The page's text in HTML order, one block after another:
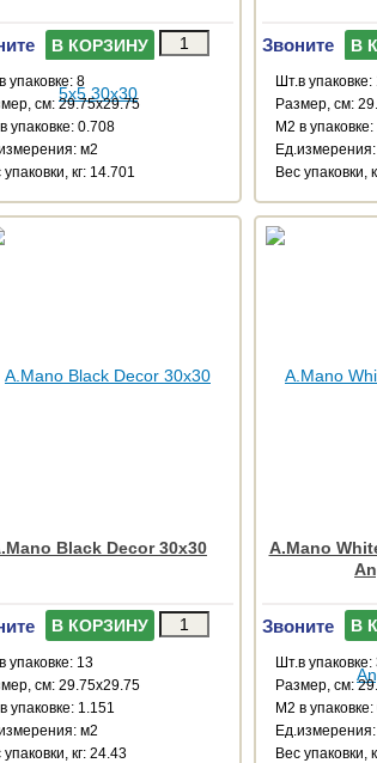
В КОРЗИНУ
упаковке: 8
см: 29.75x29.75
упаковке: 0.708
м2
упаковки, кг: 14.701
Звоните В
Шт.в упаковке:
Размер, см:
М2 в
Веc упаковки,
Black Decor 30x30
В КОРЗИНУ
упаковке: 13
см: 29.75x29.75
упаковке: 1.151
м2
упаковки, кг: 24.43
A.Mano
Звоните В
Шт.в упаковке:
Размер, см:
М2 в
Веc упаковки,